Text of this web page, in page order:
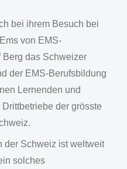
bei ihrem Besuch bei
von EMS-
das Schweizer
der EMS-Berufsbildung
Lernenden und
der grösste
der Schweiz ist weltweit
solches